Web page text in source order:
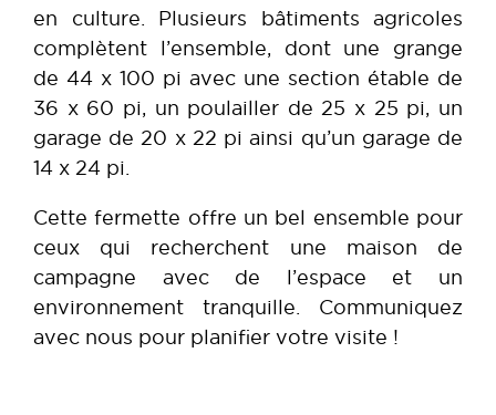
en culture. Plusieurs bâtiments agricoles
complètent l’ensemble, dont une grange
de 44 x 100 pi avec une section étable de
36 x 60 pi, un poulailler de 25 x 25 pi, un
garage de 20 x 22 pi ainsi qu’un garage de
14 x 24 pi.
Cette fermette offre un bel ensemble pour
ceux qui recherchent une maison de
campagne avec de l’espace et un
environnement tranquille. Communiquez
avec nous pour planifier votre visite !